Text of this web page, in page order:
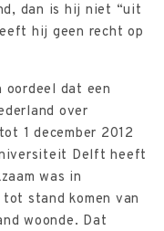
dan is hij niet “uit
hij geen recht op
oordeel dat een
over
1 december 2012
Delft heeft
was in
stand komen van
woonde. Dat